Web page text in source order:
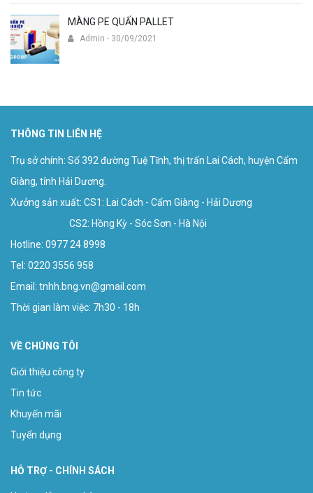
MÀNG PE QUẤN PALLET
Admin - 30/09/2021
THÔNG TIN LIÊN HỆ
Trụ sở chính: Số 392 đường Tuệ Tĩnh, thị trấn Lai Cách, huyện Cẩm
Giàng, tỉnh Hải Dương.
Xưởng sản xuất: CS1: Lai Cách - Cẩm Giàng - Hải Dương
CS2: Hồng Kỳ - Sóc Sơn - Hà Nội
Hotline: 0977 24 8998
Tel: 0220 3556 958
Email: tnhh.bng.vn@gmail.com
Thời gian làm việc: 7h30 - 18h
VỀ CHÚNG TÔI
Giới thiệu công ty
Tin tức
Khuyến mãi
Tuyển dụng
HỖ TRỢ - CHÍNH SÁCH